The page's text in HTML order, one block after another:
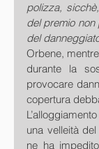
polizza,
del premio
del
Orbene,
durante la
provocare
copertura
una velleità
ne ha